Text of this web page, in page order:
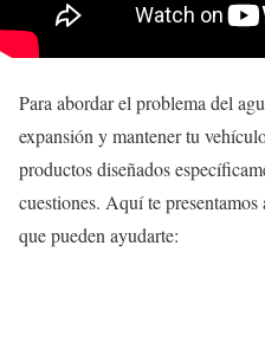
Para abordar el problema del
expansión y mantener tu
productos diseñados
cuestiones. Aquí te
que pueden ayudarte: